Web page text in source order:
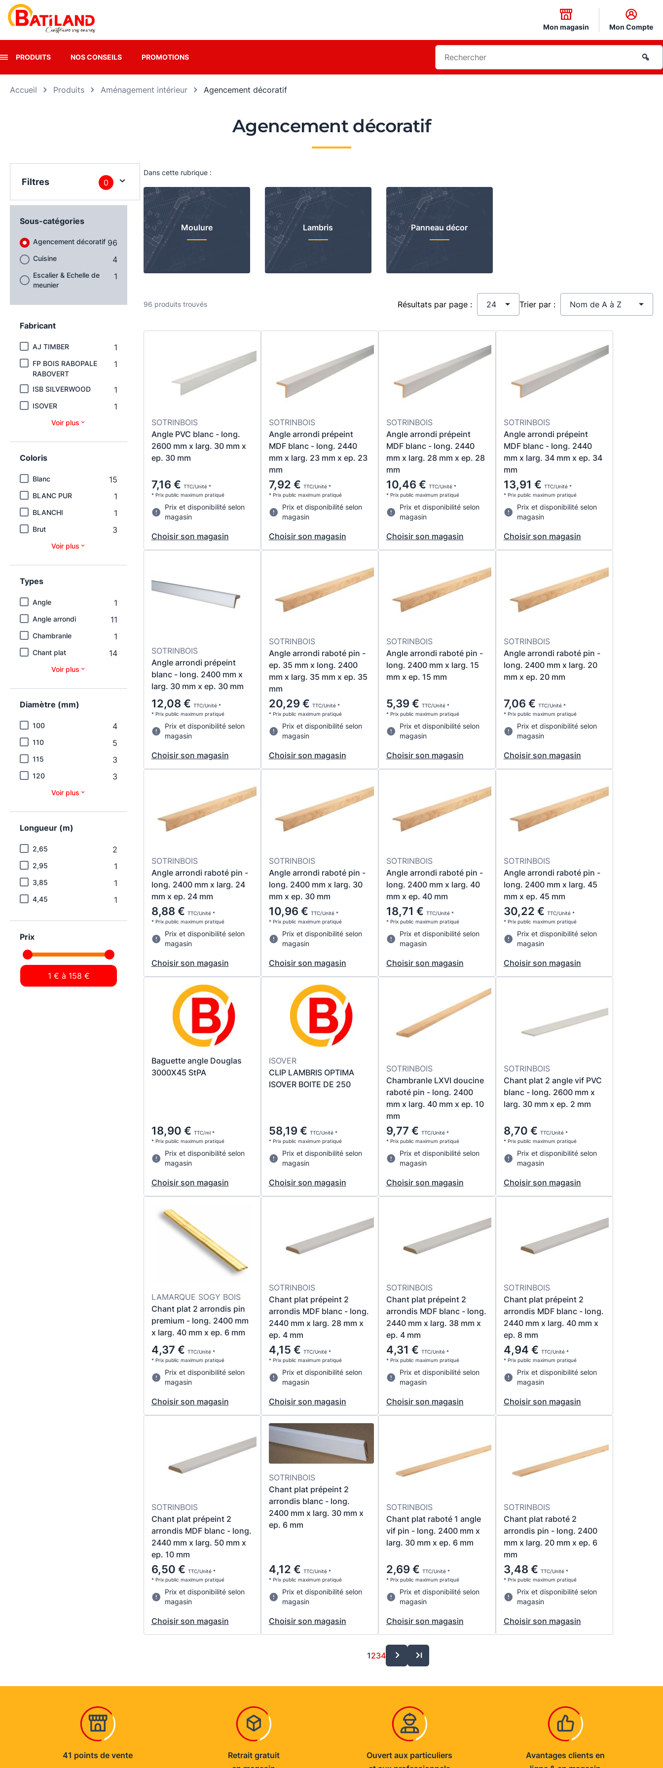
Mon magasin Mon Compte
PRODUITS NOS CONSEILS PROMOTIONS
Accueil Produits Aménagement intérieur Agencement décoratif
Agencement décoratif
Filtres 0
Sous-catégories
Agencement décoratif 96
Cuisine 4
Escalier & Echelle de
meunier
1
Fabricant
AJ TIMBER 1
FP BOIS RABOPALE
RABOVERT
1
ISB SILVERWOOD 1
ISOVER 1
Voir plus
Coloris
Blanc 15
BLANC PUR 1
BLANCHI 1
Brut 3
Voir plus
Types
Angle 1
Angle arrondi 11
Chambranle 1
Chant plat 14
Voir plus
Diamètre (mm)
100 4
110 5
115 3
120 3
Voir plus
Longueur (m)
2,65 2
2,95 1
3,85 1
4,45 1
Prix
Dans cette rubrique :
Moulure Lambris Panneau décor
96 produits trouvés Résultats par page : Trier par :
SOTRINBOIS
Angle PVC blanc - long.
2600 mm x larg. 30 mm x
ep. 30 mm
7,16 € TTC/Unité *
* Prix public maximum pratiqué
Prix et disponibilité selon
magasin
Choisir son magasin
SOTRINBOIS
Angle arrondi prépeint
MDF blanc - long. 2440
mm x larg. 23 mm x ep. 23
mm
7,92 € TTC/Unité *
* Prix public maximum pratiqué
Prix et disponibilité selon
magasin
Choisir son magasin
SOTRINBOIS
Angle arrondi prépeint
MDF blanc - long. 2440
mm x larg. 28 mm x ep. 28
mm
10,46 € TTC/Unité *
* Prix public maximum pratiqué
Prix et disponibilité selon
magasin
Choisir son magasin
SOTRINBOIS
Angle arrondi prépeint
MDF blanc - long. 2440
mm x larg. 34 mm x ep. 34
mm
13,91 € TTC/Unité *
* Prix public maximum pratiqué
Prix et disponibilité selon
magasin
Choisir son magasin
SOTRINBOIS
Angle arrondi prépeint
blanc - long. 2400 mm x
larg. 30 mm x ep. 30 mm
12,08 € TTC/Unité *
* Prix public maximum pratiqué
Prix et disponibilité selon
magasin
Choisir son magasin
SOTRINBOIS
Angle arrondi raboté pin -
ep. 35 mm x long. 2400
mm x larg. 35 mm x ep. 35
mm
20,29 € TTC/Unité *
* Prix public maximum pratiqué
Prix et disponibilité selon
magasin
Choisir son magasin
SOTRINBOIS
Angle arrondi raboté pin -
long. 2400 mm x larg. 15
mm x ep. 15 mm
5,39 € TTC/Unité *
* Prix public maximum pratiqué
Prix et disponibilité selon
magasin
Choisir son magasin
SOTRINBOIS
Angle arrondi raboté pin -
long. 2400 mm x larg. 20
mm x ep. 20 mm
7,06 € TTC/Unité *
* Prix public maximum pratiqué
Prix et disponibilité selon
magasin
Choisir son magasin
SOTRINBOIS
Angle arrondi raboté pin -
long. 2400 mm x larg. 24
mm x ep. 24 mm
8,88 € TTC/Unité *
* Prix public maximum pratiqué
Prix et disponibilité selon
magasin
Choisir son magasin
SOTRINBOIS
Angle arrondi raboté pin -
long. 2400 mm x larg. 30
mm x ep. 30 mm
10,96 € TTC/Unité *
* Prix public maximum pratiqué
Prix et disponibilité selon
magasin
Choisir son magasin
SOTRINBOIS
Angle arrondi raboté pin -
long. 2400 mm x larg. 40
mm x ep. 40 mm
18,71 € TTC/Unité *
* Prix public maximum pratiqué
Prix et disponibilité selon
magasin
Choisir son magasin
SOTRINBOIS
Angle arrondi raboté pin -
long. 2400 mm x larg. 45
mm x ep. 45 mm
30,22 € TTC/Unité *
* Prix public maximum pratiqué
Prix et disponibilité selon
magasin
Choisir son magasin
Baguette angle Douglas
3000X45 StPA
18,90 € TTC/ml *
* Prix public maximum pratiqué
Prix et disponibilité selon
magasin
Choisir son magasin
ISOVER
CLIP LAMBRIS OPTIMA
ISOVER BOITE DE 250
58,19 € TTC/Unité *
* Prix public maximum pratiqué
Prix et disponibilité selon
magasin
Choisir son magasin
SOTRINBOIS
Chambranle LXVI doucine
raboté pin - long. 2400
mm x larg. 40 mm x ep. 10
mm
9,77 € TTC/Unité *
* Prix public maximum pratiqué
Prix et disponibilité selon
magasin
Choisir son magasin
SOTRINBOIS
Chant plat 2 angle vif PVC
blanc - long. 2600 mm x
larg. 30 mm x ep. 2 mm
8,70 € TTC/Unité *
* Prix public maximum pratiqué
Prix et disponibilité selon
magasin
Choisir son magasin
LAMARQUE SOGY BOIS
Chant plat 2 arrondis pin
premium - long. 2400 mm
x larg. 40 mm x ep. 6 mm
4,37 € TTC/Unité *
* Prix public maximum pratiqué
Prix et disponibilité selon
magasin
Choisir son magasin
SOTRINBOIS
Chant plat prépeint 2
arrondis MDF blanc - long.
2440 mm x larg. 28 mm x
ep. 4 mm
4,15 € TTC/Unité *
* Prix public maximum pratiqué
Prix et disponibilité selon
magasin
Choisir son magasin
SOTRINBOIS
Chant plat prépeint 2
arrondis MDF blanc - long.
2440 mm x larg. 38 mm x
ep. 4 mm
4,31 € TTC/Unité *
* Prix public maximum pratiqué
Prix et disponibilité selon
magasin
Choisir son magasin
SOTRINBOIS
Chant plat prépeint 2
arrondis MDF blanc - long.
2440 mm x larg. 40 mm x
ep. 8 mm
4,94 € TTC/Unité *
* Prix public maximum pratiqué
Prix et disponibilité selon
magasin
Choisir son magasin
SOTRINBOIS
Chant plat prépeint 2
arrondis MDF blanc - long.
2440 mm x larg. 50 mm x
ep. 10 mm
6,50 € TTC/Unité *
* Prix public maximum pratiqué
Prix et disponibilité selon
magasin
Choisir son magasin
SOTRINBOIS
Chant plat prépeint 2
arrondis blanc - long.
2400 mm x larg. 30 mm x
ep. 6 mm
4,12 € TTC/Unité *
* Prix public maximum pratiqué
Prix et disponibilité selon
magasin
Choisir son magasin
SOTRINBOIS
Chant plat raboté 1 angle
vif pin - long. 2400 mm x
larg. 30 mm x ep. 6 mm
2,69 € TTC/Unité *
* Prix public maximum pratiqué
Prix et disponibilité selon
magasin
Choisir son magasin
SOTRINBOIS
Chant plat raboté 2
arrondis pin - long. 2400
mm x larg. 20 mm x ep. 6
mm
3,48 € TTC/Unité *
* Prix public maximum pratiqué
Prix et disponibilité selon
magasin
Choisir son magasin
1234
41 points de vente
Retrait gratuit
Ouvert aux particuliers
Avantages clients en
Panneau de gestion des cookies